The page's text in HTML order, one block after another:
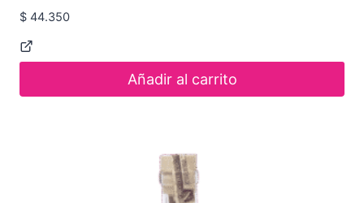
$ 44.350
Añadir al carrito